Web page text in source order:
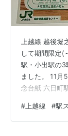
上越線 越後
して期間限定(
駅・小出駅の
ました。 11月
念台紙 六日町
<おまけ> 通
(2020年9月20
# 上越線 #駅